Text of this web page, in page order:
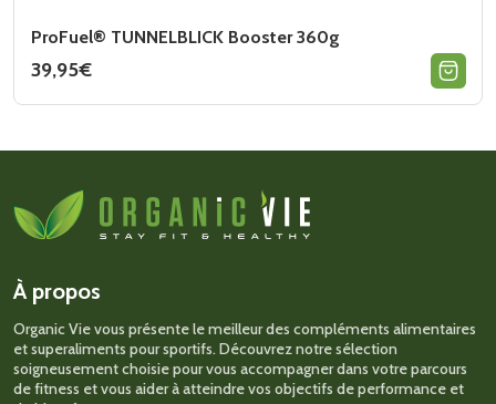
ProFuel® TUNNELBLICK Booster 360g
39,95€
produit
options
peuvent
être
la
du
produit
À propos
Organic Vie vous présente le meilleur des compléments alimentaires
et superaliments pour sportifs. Découvrez notre sélection
soigneusement choisie pour vous accompagner dans votre parcours
de fitness et vous aider à atteindre vos objectifs de performance et